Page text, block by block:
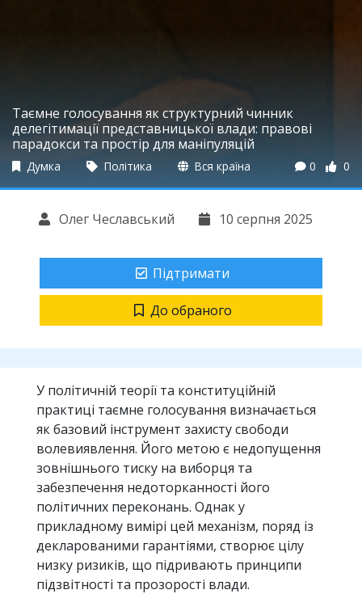
Таємне голосування як структурний чинник
делегітимації представницької влади: правові
парадокси та простір для маніпуляцій
Думка Політика Вся країна 0 0
Олег Чеславський 10 серпня 2025
Підтримати
До обраного
У політичній теорії та конституційній
практиці таємне голосування визначається
як базовий інструмент захисту свободи
волевиявлення. Його метою є недопущення
зовнішнього тиску на виборця та
забезпечення недоторканності його
політичних переконань. Однак у
прикладному вимірі цей механізм, поряд із
декларованими гарантіями, створює цілу
низку ризиків, що підривають принципи
підзвітності та прозорості влади.